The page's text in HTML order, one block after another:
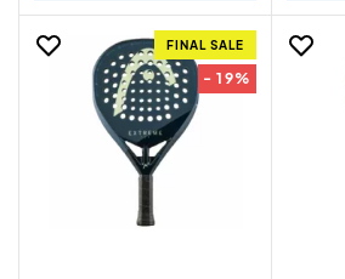
FINAL SALE
- 19%